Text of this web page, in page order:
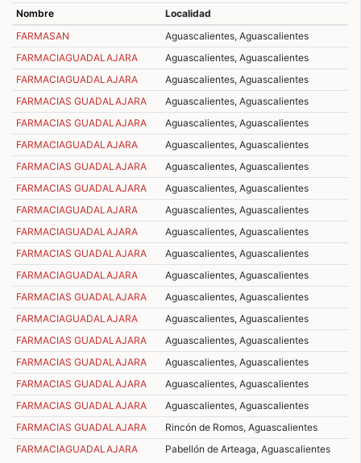
Nombre
Localidad
FARMASAN
Aguascalientes, Aguascalientes
FARMACIAGUADALAJARA
Aguascalientes, Aguascalientes
FARMACIAGUADALAJARA
Aguascalientes, Aguascalientes
FARMACIAS GUADALAJARA
Aguascalientes, Aguascalientes
FARMACIAS GUADALAJARA
Aguascalientes, Aguascalientes
FARMACIAGUADALAJARA
Aguascalientes, Aguascalientes
FARMACIAS GUADALAJARA
Aguascalientes, Aguascalientes
FARMACIAS GUADALAJARA
Aguascalientes, Aguascalientes
FARMACIAGUADALAJARA
Aguascalientes, Aguascalientes
FARMACIAGUADALAJARA
Aguascalientes, Aguascalientes
FARMACIAS GUADALAJARA
Aguascalientes, Aguascalientes
FARMACIAGUADALAJARA
Aguascalientes, Aguascalientes
FARMACIAS GUADALAJARA
Aguascalientes, Aguascalientes
FARMACIAGUADALAJARA
Aguascalientes, Aguascalientes
FARMACIAS GUADALAJARA
Aguascalientes, Aguascalientes
FARMACIAS GUADALAJARA
Aguascalientes, Aguascalientes
FARMACIAS GUADALAJARA
Aguascalientes, Aguascalientes
FARMACIAS GUADALAJARA
Aguascalientes, Aguascalientes
FARMACIAS GUADALAJARA
Rincón de Romos, Aguascalientes
FARMACIAGUADALAJARA
Pabellón de Arteaga, Aguascalientes